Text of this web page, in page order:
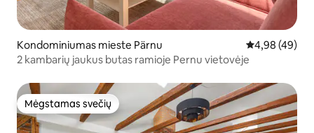
Kondominiumas mieste Pärnu Vidutinis
4,98 (49)
2 kambarių jaukus butas ramioje Pernu vietovėje
Mėgstamas svečių
Mėgstamas svečių